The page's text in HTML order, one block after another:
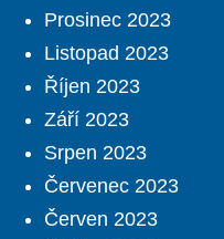
Prosinec 2023
Listopad 2023
Říjen 2023
Září 2023
Srpen 2023
Červenec 2023
Červen 2023